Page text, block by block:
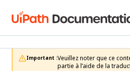
Important :Veuillez noter que ce
partie à l’aide de la